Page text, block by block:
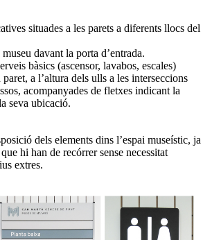
situades a les parets a diferents llocs del
davant la porta d’entrada.
bàsics (ascensor, lavabos, escales)
paret, a l’altura dels ulls a les interseccions
acompanyades de fletxes indicant la
seva ubicació.
dels elements dins l’espai museístic, ja
hi han de recórrer sense necessitat
extres.